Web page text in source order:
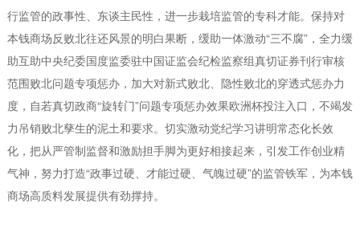
行监管的政事性、东谈主民性，进一步栽培监管的专科才能。保持对
本钱商场反败北往还风景的明白果断，缓助一体激动“三不腐”，全力缓
助互助中央纪委国度监委驻中国证监会纪检监察组真切证券刊行审核
范围败北问题专项惩办，加大对新式败北、隐性败北的穿透式惩办力
度，自若真切政商“旋转门”问题专项惩办效果欧洲杯投注入口，不竭发
力吊销败北孳生的泥土和要求。切实激动党纪学习讲明常态化长效
化，把从严管制监督和激励担手脚为更好相接起来，引发工作创业精
气神，努力打造“政事过硬、才能过硬、气魄过硬”的监管铁军，为本钱
商场高质料发展提供有劲撑持。